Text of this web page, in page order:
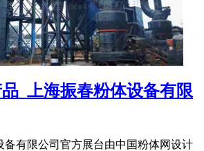
_上海振春粉体设备有限
备有限公司官方展台由中国粉体网设计